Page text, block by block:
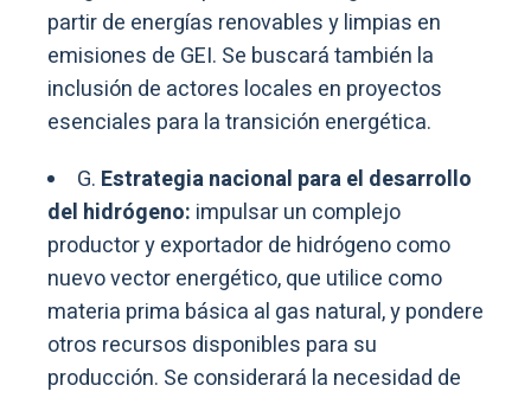
partir de energías renovables y limpias en
emisiones de GEI. Se buscará también la
inclusión de actores locales en proyectos
esenciales para la transición energética.
G. Estrategia nacional para el desarrollo
del hidrógeno: impulsar un complejo
productor y exportador de hidrógeno como
nuevo vector energético, que utilice como
materia prima básica al gas natural, y pondere
otros recursos disponibles para su
producción. Se considerará la necesidad de